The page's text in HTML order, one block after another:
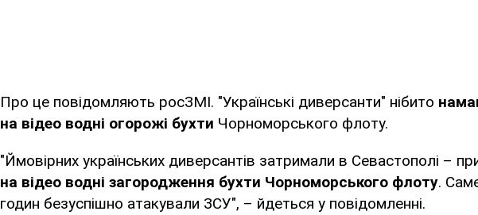
Про це повідомляють росЗМІ. "Українські диверсанти" нібито
на відео водні огорожі бухти Чорноморського флоту.
"Ймовірних українських диверсантів затримали в Севастополі –
на відео водні загородження бухти Чорноморського флоту.
годин безуспішно атакували ЗСУ", – йдеться у повідомленні.